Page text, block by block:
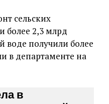
сельских
более 2,3 млрд
воде получили более
в департаменте на